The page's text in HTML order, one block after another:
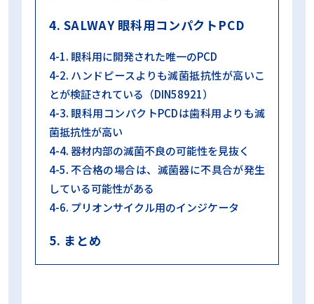
4. SALWAY 眼科用コンパクトPCD
4-1. 眼科用に開発された唯一のPCD
4-2. ハンドピースよりも滅菌抵抗性が高いこ
とが検証されている（DIN58921）
4-3. 眼科用コンパクトPCDは歯科用よりも滅
菌抵抗性が高い
4-4. 器材内部の滅菌不良の可能性を見抜く
4-5. 不合格の場合は、滅菌器に不具合が発生
している可能性がある
4-6. プリオンサイクル用のインジケータ
5. まとめ